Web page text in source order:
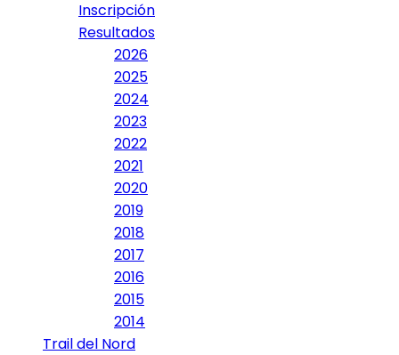
Inscripción
Resultados
2026
2025
2024
2023
2022
2021
2020
2019
2018
2017
2016
2015
2014
Trail del Nord